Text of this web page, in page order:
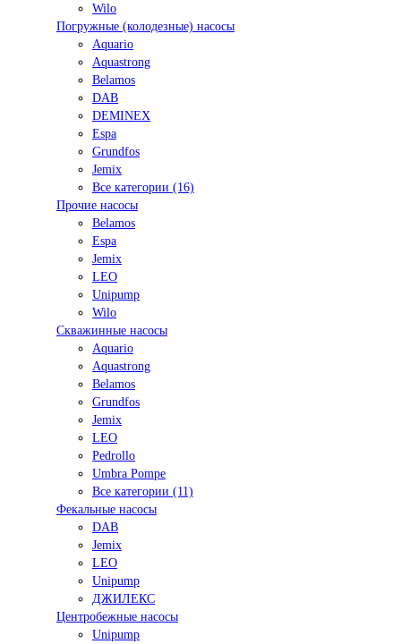
Wilo
Погружные (колодезные) насосы
Aquario
Aquastrong
Belamos
DAB
DEMINEX
Espa
Grundfos
Jemix
Все категории (16)
Прочие насосы
Belamos
Espa
Jemix
LEO
Unipump
Wilo
Скважинные насосы
Aquario
Aquastrong
Belamos
Grundfos
Jemix
LEO
Pedrollo
Umbra Pompe
Все категории (11)
Фекальные насосы
DAB
Jemix
LEO
Unipump
ДЖИЛЕКС
Центробежные насосы
Unipump